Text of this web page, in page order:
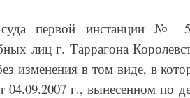
первой инстанции
лиц г. Таррагона
изменения в том виде, в
04.09.2007 г., вынесенном по